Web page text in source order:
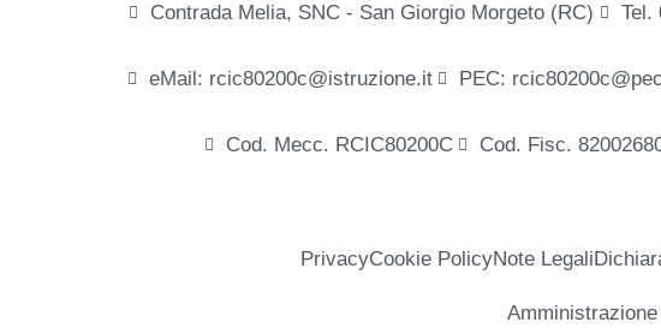
Contrada Melia, SNC - San Giorgio Morgeto (RC) Tel.
eMail: rcic80200c@istruzione.it PEC:
Cod. Mecc. RCIC80200C Cod. Fisc.
PrivacyCookie PolicyNote Legali